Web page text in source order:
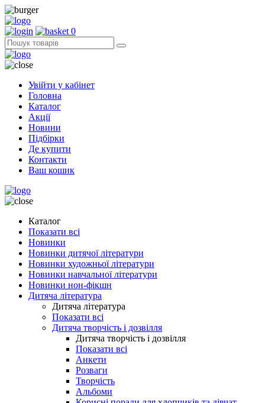
0
Увійти у кабінет
Головна
Каталог
Акції
Новини
Підбірки
Де купити
Контакти
Ваш кошик
Каталог
Показати всі
Новинки
Новинки дитячої літератури
Новинки художньої літератури
Новинки навчальної літератури
Новинки нон-фікшн
Дитяча література
Дитяча література
Показати всі
Дитяча творчість і дозвілля
Дитяча творчість і дозвілля
Показати всі
Анкети
Розваги
Творчість
Альбоми